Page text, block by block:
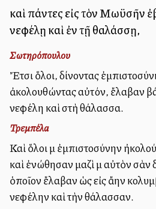
καὶ πάντες εἰς τὸν Μωϋσῆν
νεφέλῃ καὶ ἐν τῇ θαλάσσῃ,
Σωτηρόπουλου
Ἔτσι ὅλοι, δίνοντας
ἀκολουθώντας αὐτόν, ἔλαβαν
νεφέλη καὶ στὴ θάλασσα.
Τρεμπέλα
Καὶ ὅλοι μὲ ἐμπιστοσύνην
καὶ ἐνώθησαν μαζὶ μὲ αὐτὸν σὰν
ὁποῖον ἔλαβαν ὡς εἰς ἄλλην
νεφέλην καὶ τὴν θάλασσαν.